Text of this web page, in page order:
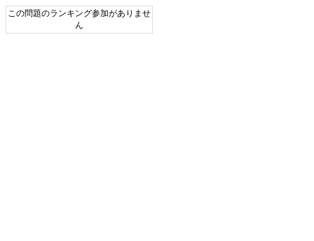
この問題のランキング参加がありませ
ん